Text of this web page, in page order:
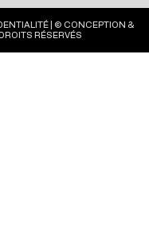
| © CONCEPTION &
RÉSERVÉS